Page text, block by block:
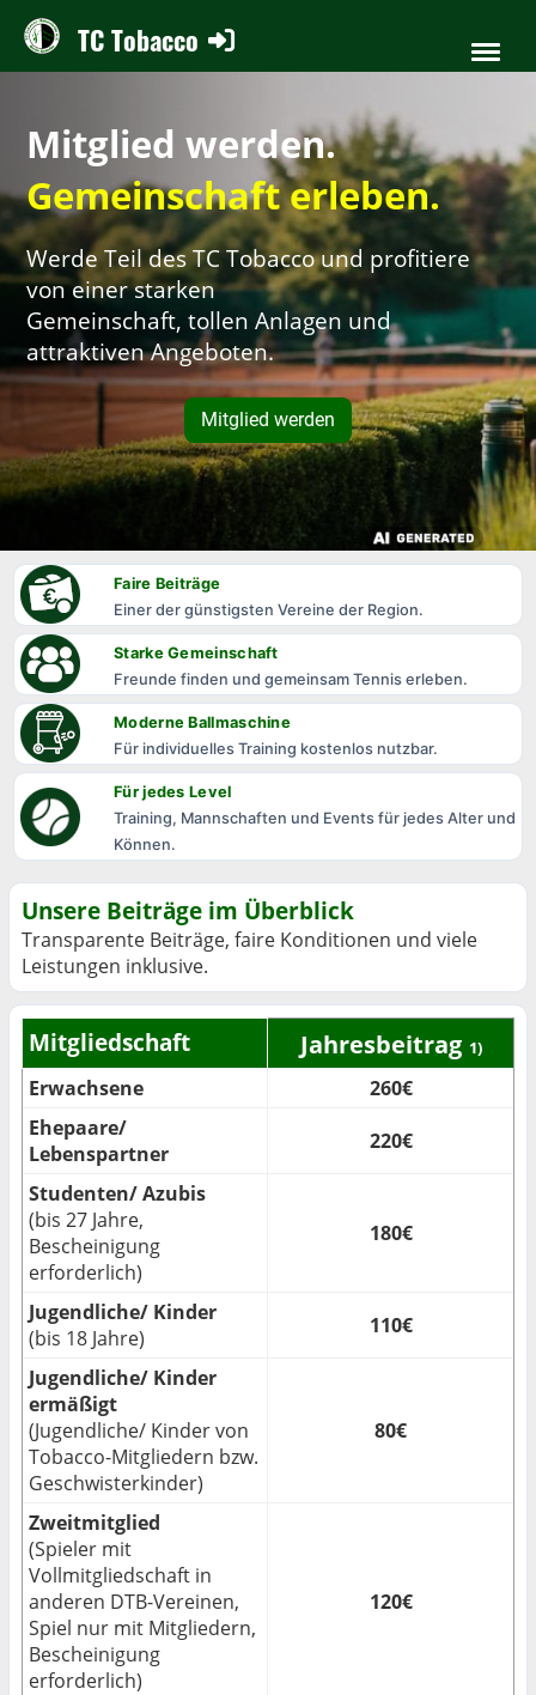
TC Tobacco
Mitglied werden.
Gemeinschaft erleben.
Werde Teil des TC Tobacco und profitiere
von einer starken
Gemeinschaft, tollen Anlagen und
attraktiven Angeboten.
Mitglied werden
Faire Beiträge
Einer der günstigsten Vereine der Region.
Starke Gemeinschaft
Freunde finden und gemeinsam Tennis erleben.
Moderne Ballmaschine
Für individuelles Training kostenlos nutzbar.
Für jedes Level
Training, Mannschaften und Events für jedes Alter und
Können.
Unsere Beiträge im Überblick
Transparente Beiträge, faire Konditionen und viele
Leistungen inklusive.
Mitgliedschaft Jahresbeitrag 1)
Erwachsene
260€
Ehepaare/
Lebenspartner
220€
Studenten/ Azubis
(bis 27 Jahre,
Bescheinigung
erforderlich)
180€
Jugendliche/ Kinder
(bis 18 Jahre)
110€
Jugendliche/ Kinder
ermäßigt
(Jugendliche/ Kinder von
Tobacco-Mitgliedern bzw.
Geschwisterkinder)
80€
Zweitmitglied
(Spieler mit
Vollmitgliedschaft in
anderen DTB-Vereinen,
Spiel nur mit Mitgliedern,
Bescheinigung
erforderlich)
120€